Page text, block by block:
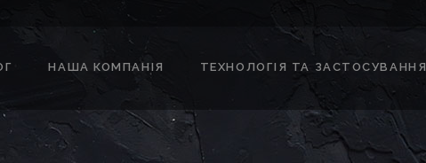
НАША КОМПАНІЯ ТЕХНОЛОГІЯ ТА ЗАСТОСУВАННЯ